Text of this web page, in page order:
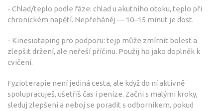
- Chlad/teplo podle fáze: chlad u akutního otoku, teplo při
chronickém napětí. Nepřeháněj — 10–15 minut je dost.
- Kinesiotaping pro podporu: tejp může zmírnit bolest a
zlepšit držení, ale neřeší příčinu. Použij ho jako doplněk k
cvičení.
Fyzioterapie není jediná cesta, ale když do ní aktivně
spolupracuješ, ušetříš čas i peníze. Začni s malými kroky,
sleduj zlepšení a neboj se poradit s odborníkem, pokud